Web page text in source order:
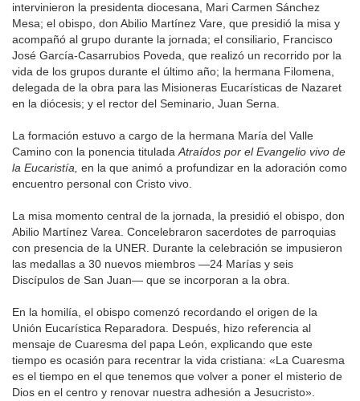
intervinieron la presidenta diocesana, Mari Carmen Sánchez
Mesa; el obispo, don Abilio Martínez Vare, que presidió la misa y
acompañó al grupo durante la jornada; el consiliario, Francisco
José García-Casarrubios Poveda, que realizó un recorrido por la
vida de los grupos durante el último año; la hermana Filomena,
delegada de la obra para las Misioneras Eucarísticas de Nazaret
en la diócesis; y el rector del Seminario, Juan Serna.
La formación estuvo a cargo de la hermana María del Valle
Camino con la ponencia titulada Atraídos por el Evangelio vivo de
la Eucaristía, en la que animó a profundizar en la adoración como
encuentro personal con Cristo vivo.
La misa momento central de la jornada, la presidió el obispo, don
Abilio Martínez Varea. Concelebraron sacerdotes de parroquias
con presencia de la UNER. Durante la celebración se impusieron
las medallas a 30 nuevos miembros —24 Marías y seis
Discípulos de San Juan— que se incorporan a la obra.
En la homilía, el obispo comenzó recordando el origen de la
Unión Eucarística Reparadora. Después, hizo referencia al
mensaje de Cuaresma del papa León, explicando que este
tiempo es ocasión para recentrar la vida cristiana: «La Cuaresma
es el tiempo en el que tenemos que volver a poner el misterio de
Dios en el centro y renovar nuestra adhesión a Jesucristo».